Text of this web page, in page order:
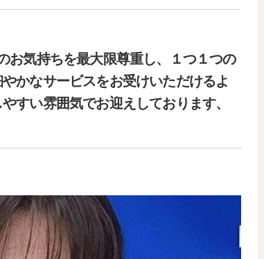
お気持ちを最大限尊重し、１つ１つの
かなサービスをお受けいただけるよ
すい雰囲気でお迎えしております、